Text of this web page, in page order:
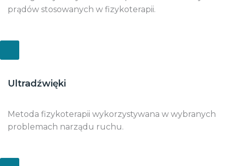
prądów stosowanych w fizykoterapii.
Ultradźwięki
Metoda fizykoterapii wykorzystywana w wybranych
problemach narządu ruchu.